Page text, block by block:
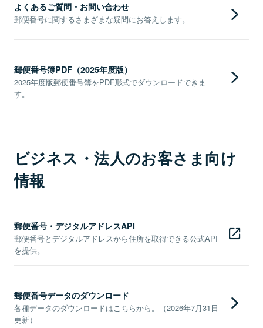
よくあるご質問・お問い合わせ
郵便番号に関するさまざまな疑問にお答えします。
郵便番号簿PDF（2025年度版）
2025年度版郵便番号簿をPDF形式でダウンロードできま
す。
ビジネス・法人のお客さま向け
情報
郵便番号・デジタルアドレスAPI
郵便番号とデジタルアドレスから住所を取得できる公式API
を提供。
郵便番号データのダウンロード
各種データのダウンロードはこちらから。（2026年7月31日
更新）